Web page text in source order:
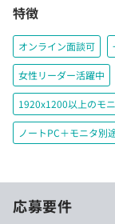
特徴
オンライン面談可
女性リーダー活躍中
1920x1200以上のモ
ノートPC＋モニタ別
応募要件